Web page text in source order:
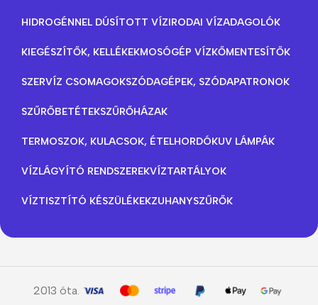
HIDROGÉNNEL DÚSÍTOTT VÍZIRODAI VÍZADAGOLÓK
KIEGÉSZÍTŐK, KELLÉKEKMOSÓGÉP VÍZKŐMENTESÍTŐK
SZERVÍZ CSOMAGOKSZÓDAGÉPEK, SZÓDAPATRONOK
SZŰRŐBETÉTEKSZŰRŐHÁZAK
TERMOSZOK, KULACSOK, ÉTELHORDÓKUV LÁMPÁK
VÍZLÁGYÍTÓ RENDSZEREKVÍZTARTÁLYOK
VÍZTISZTÍTÓ KÉSZÜLÉKEKZUHANYSZŰRŐK
2013 óta.